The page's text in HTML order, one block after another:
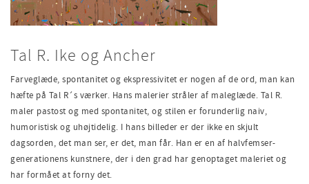
Tal R. Ike og Ancher
Farveglæde, spontanitet og ekspressivitet er nogen af de ord, man kan
hæfte på Tal R´s værker. Hans malerier stråler af maleglæde. Tal R.
maler pastost og med spontanitet, og stilen er forunderlig naiv,
humoristisk og uhøjtidelig. I hans billeder er der ikke en skjult
dagsorden, det man ser, er det, man får. Han er en af halvfemser-
generationens kunstnere, der i den grad har genoptaget maleriet og
har formået at forny det.